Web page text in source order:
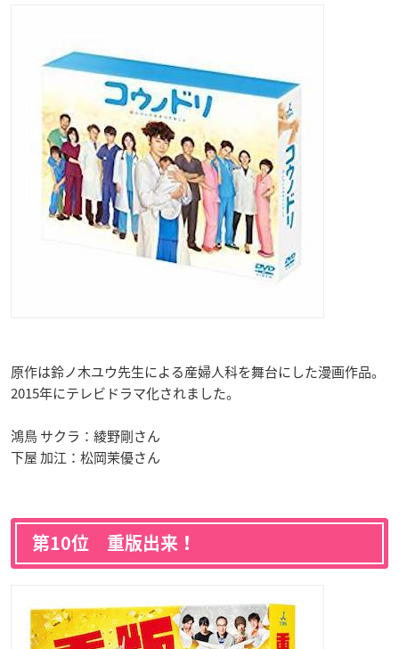
原作は鈴ノ木ユウ先生による産婦人科を舞台にした漫画作品。
2015年にテレビドラマ化されました。
鴻鳥 サクラ：綾野剛さん
下屋 加江：松岡茉優さん
第10位 重版出来！